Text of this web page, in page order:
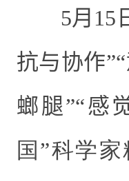
5月 15
抗与协作
螂腿”“感
国”科学